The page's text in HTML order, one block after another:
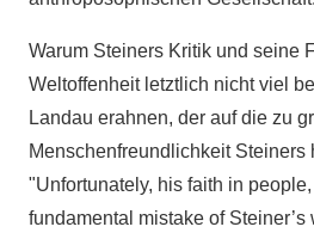
Warum Steiners Kritik und seine
Weltoffenheit letztlich nicht viel
Landau erahnen, der auf die zu
Menschenfreundlichkeit Steiners
"Unfortunately, his faith in
fundamental mistake of